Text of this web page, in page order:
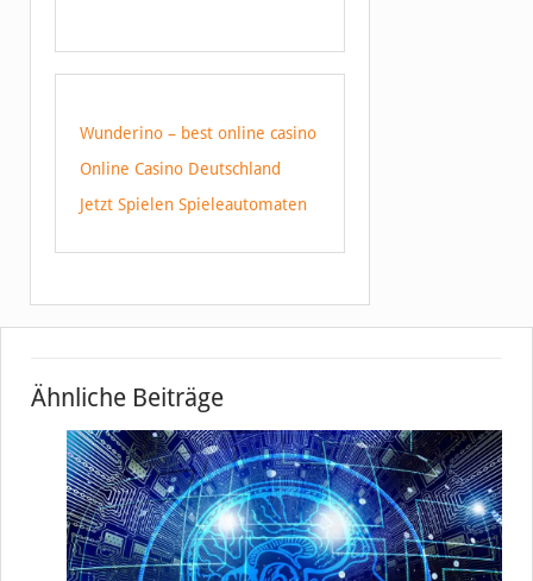
Wunderino – best online casino
Online Casino Deutschland
Jetzt Spielen Spieleautomaten
Ähnliche Beiträge